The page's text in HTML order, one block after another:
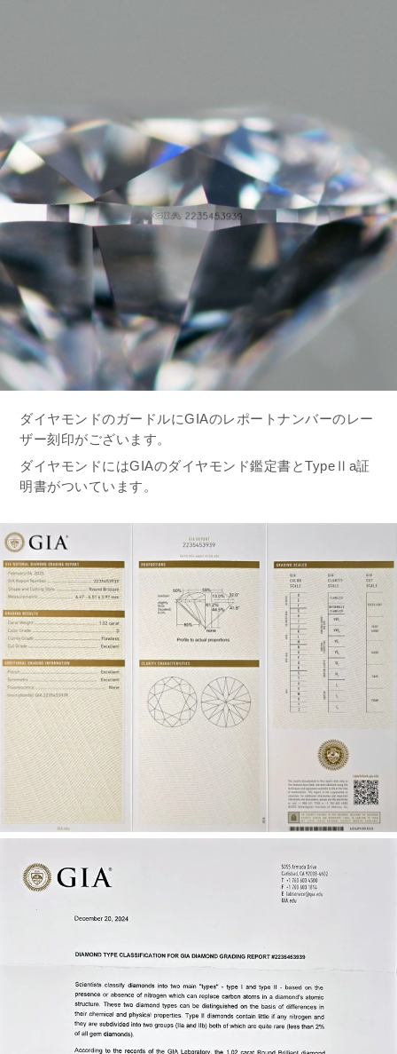
ダイヤモンドのガードルにGIAのレポートナンバーのレー
ザー刻印がございます。
ダイヤモンドにはGIAのダイヤモンド鑑定書とTypeⅡa証
明書がついています。